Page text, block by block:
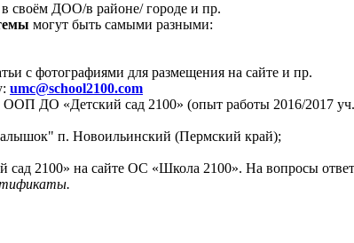
в своём ДОО/в районе/ городе и пр.
могут быть самыми разными:
с фотографиями для размещения на сайте и пр.
umc@school2100.com
ДО «Детский сад 2100» (опыт работы 2016/2017
п. Новоильинский (Пермский край);
сад 2100» на сайте ОС «Школа 2100». На вопросы